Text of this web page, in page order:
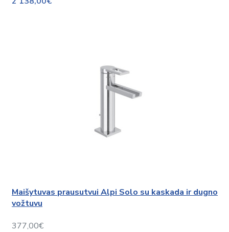
Maišytuvas prausutvui Alpi Solo su kaskada ir dugno
vožtuvu
377,00€